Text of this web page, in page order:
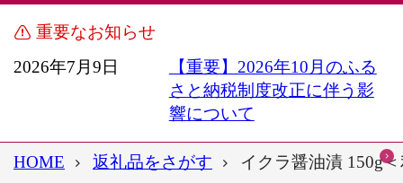
重要なお知らせ
2026年7月9日
【重要】2026年10月のふる
さと納税制度改正に伴う影
響について
HOME 返礼品をさがす イクラ醤油漬 150g